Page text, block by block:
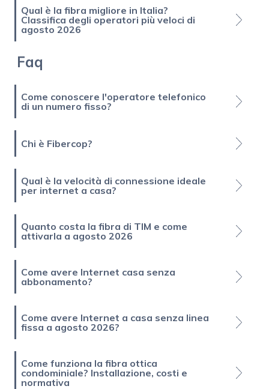
Qual è la fibra migliore in Italia?
Classifica degli operatori più veloci di
agosto 2026
Faq
Come conoscere l'operatore telefonico
di un numero fisso?
Chi è Fibercop?
Qual è la velocità di connessione ideale
per internet a casa?
Quanto costa la fibra di TIM e come
attivarla a agosto 2026
Come avere Internet casa senza
abbonamento?
Come avere Internet a casa senza linea
fissa a agosto 2026?
Come funziona la fibra ottica
condominiale? Installazione, costi e
normativa